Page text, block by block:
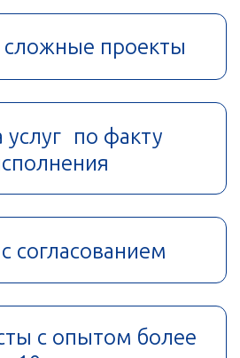
сложные проекты
услуг по факту
согласованием
с опытом более